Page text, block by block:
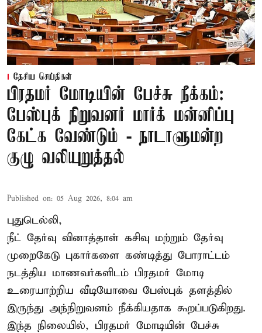
தேசிய செய்திகள்
பிரதமர் மோடியின் பேச்சு நீக்கம்:
பேஸ்புக் நிறுவனர் மார்க் மன்னிப்பு
கேட்க வேண்டும் - நாடாளுமன்ற
குழு வலியுறுத்தல்
Published on: 05 Aug 2026, 8:04 am
புதுடெல்லி,
நீட் தேர்வு வினாத்தாள் கசிவு மற்றும் தேர்வு
முறைகேடு புகார்களை கண்டித்து போராட்டம்
நடத்திய மாணவர்களிடம் பிரதமர் மோடி
உரையாற்றிய வீடியோவை பேஸ்புக் தளத்தில்
இருந்து அந்நிறுவனம் நீக்கியதாக கூறப்படுகிறது.
இந்த நிலையில், பிரதமர் மோடியின் பேச்சு